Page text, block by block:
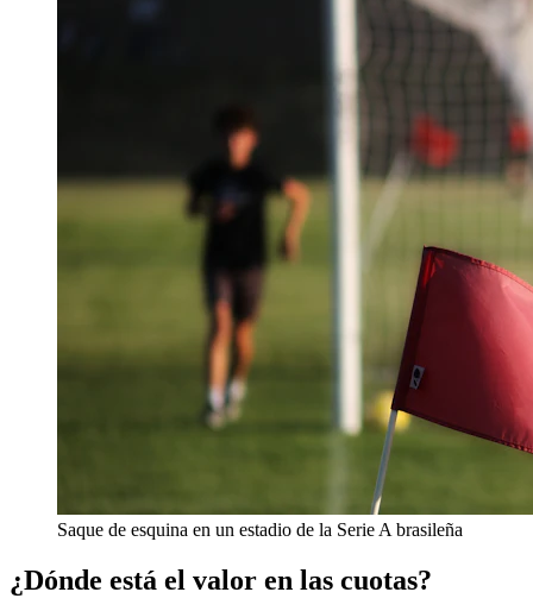
Saque de esquina en un estadio de la Serie A brasileña
¿Dónde está el valor en las cuotas?